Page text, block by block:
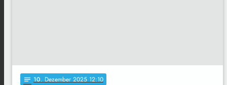
notes 10. Dezember 2025 12:10